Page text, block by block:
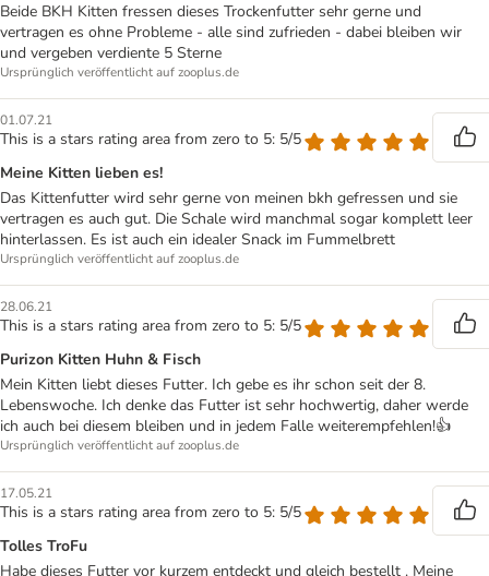
Beide BKH Kitten fressen dieses Trockenfutter sehr gerne und
vertragen es ohne Probleme - alle sind zufrieden - dabei bleiben wir
und vergeben verdiente 5 Sterne
Ursprünglich veröffentlicht auf zooplus.de
01.07.21
This is a stars rating area from zero to 5: 5/5
Meine Kitten lieben es!
Das Kittenfutter wird sehr gerne von meinen bkh gefressen und sie
vertragen es auch gut. Die Schale wird manchmal sogar komplett leer
hinterlassen. Es ist auch ein idealer Snack im Fummelbrett
Ursprünglich veröffentlicht auf zooplus.de
28.06.21
This is a stars rating area from zero to 5: 5/5
Purizon Kitten Huhn & Fisch
Mein Kitten liebt dieses Futter. Ich gebe es ihr schon seit der 8.
Lebenswoche. Ich denke das Futter ist sehr hochwertig, daher werde
ich auch bei diesem bleiben und in jedem Falle weiterempfehlen!👍
Ursprünglich veröffentlicht auf zooplus.de
17.05.21
This is a stars rating area from zero to 5: 5/5
Tolles TroFu
Habe dieses Futter vor kurzem entdeckt und gleich bestellt . Meine